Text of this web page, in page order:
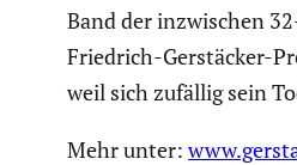
Band der inzwi­schen
Friedrich-Gerstä­cker-
weil sich zufällig sein
Mehr unter: